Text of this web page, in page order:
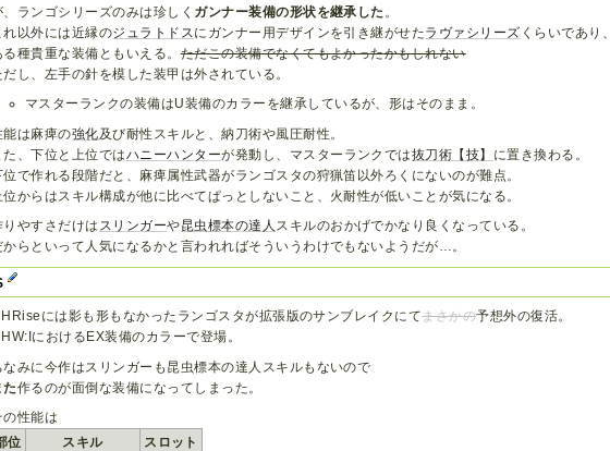
、ランゴシリーズのみは珍しく ガンナー装備の形状を継承した 。
れ以外には近縁のジュラトドスにガンナー用デザインを引き継がせたラヴァシリーズ くらいであり、
る種貴重な装備ともいえる。ただこの装備でなくてもよかったかもしれない
だし、左手の針を模した装甲は外されている。
マスターランクの装備はU装備のカラーを継承しているが、形はそのまま。
能は麻痺の強化及び耐性スキルと、納刀術や風圧耐性。
た、下位と上位ではハニーハンターが発動し、マスターランクでは抜刀術【技】 に置き換わる。
位で作れる段階だと、麻痺属性武器がランゴスタの狩猟笛以外ろくにないのが難点。
位からはスキル構成が他に比べてぱっとしないこと、火耐性が低いことが気になる。
りやすさだけは スリンガーや昆虫標本の達人 スキルのおかげでかなり良くなっている。
からといって人気になるかと言われればそういうわけでもないようだが…。
には影も形もなかったランゴスタが拡張版のサンブレイクにてまさかの予想外の復活。
におけるEX装備のカラーで登場。
なみに今作はスリンガーも昆虫標本の達人スキルもないので
た作るのが面倒な装備になってしまった。
の性能は
位
スキル スロット